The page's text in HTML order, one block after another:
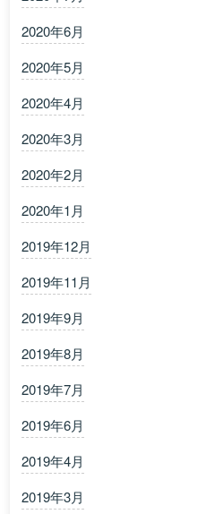
2020年6月
2020年5月
2020年4月
2020年3月
2020年2月
2020年1月
2019年12月
2019年11月
2019年9月
2019年8月
2019年7月
2019年6月
2019年4月
2019年3月